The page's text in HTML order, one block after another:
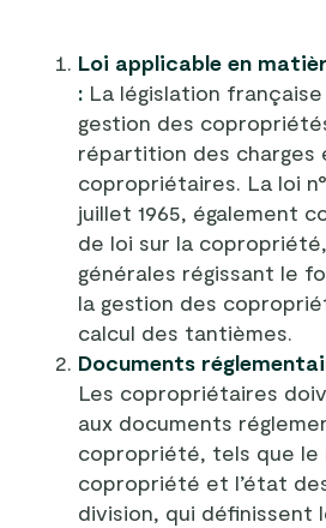
Loi applicable en
: La législation
gestion des
répartition des charges
copropriétaires. La loi
juillet 1965, également
de loi sur la
générales régissant le
la gestion des
calcul des tantièmes.
Documents
Les copropriétaires
aux documents
copropriété, tels que le
copropriété et l’état
division, qui définissent